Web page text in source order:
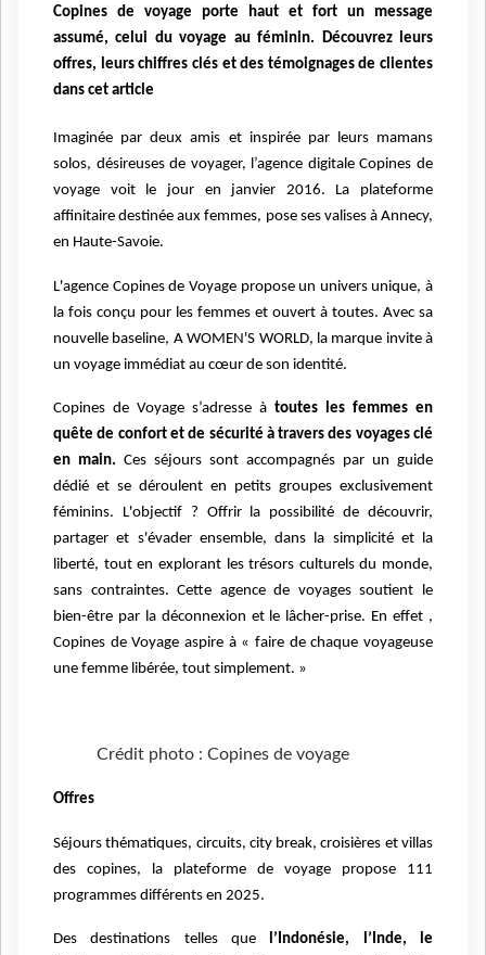
Copines de voyage porte haut et fort un message
assumé, celui du voyage au féminin. Découvrez leurs
offres, leurs chiffres clés et des témoignages de clientes
dans cet article
Imaginée par deux amis et inspirée par leurs mamans
solos, désireuses de voyager, l’agence digitale Copines de
voyage voit le jour en janvier 2016. La plateforme
affinitaire destinée aux femmes, pose ses valises à Annecy,
en Haute-Savoie.
L'agence Copines de Voyage propose un univers unique, à
la fois conçu pour les femmes et ouvert à toutes. Avec sa
nouvelle baseline, A WOMEN'S WORLD, la marque invite à
un voyage immédiat au cœur de son identité.
Copines de Voyage s’adresse à toutes les femmes en
quête de confort et de sécurité à travers des voyages clé
en main. Ces séjours sont accompagnés par un guide
dédié et se déroulent en petits groupes exclusivement
féminins. L'objectif ? Offrir la possibilité de découvrir,
partager et s'évader ensemble, dans la simplicité et la
liberté, tout en explorant les trésors culturels du monde,
sans contraintes. Cette agence de voyages soutient le
bien-être par la déconnexion et le lâcher-prise. En effet ,
Copines de Voyage aspire à « faire de chaque voyageuse
une femme libérée, tout simplement. »
Crédit photo : Copines de voyage
Offres
Séjours thématiques, circuits, city break, croisières et villas
des copines, la plateforme de voyage propose 111
programmes différents en 2025.
Des destinations telles que
l’Indonésie, l’Inde, le